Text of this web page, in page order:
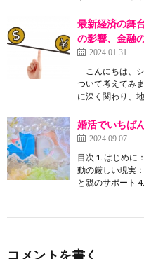
最新経済の舞
の影響、金融
2024.01.31
こんにちは、
ついて考えてみ
に深く関わり、
婚活でいちば
2024.09.07
目次 1. はじめに
動の厳しい現実
と親のサポート
コメントを書く